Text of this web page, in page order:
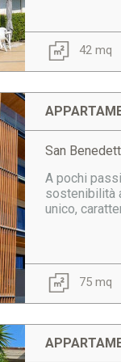
42 mq
San
A pochi
sostenibilità
unico,
75 mq